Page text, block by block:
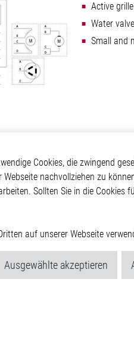
Active
Water
Small and
Automotive
ADAS & Safety
Body & Convenience
Powertrain
Cookies, die zwingend
nachvollziehen zu
Sollten Sie in die
auf unserer Webseite
Ausgewählte akzeptieren